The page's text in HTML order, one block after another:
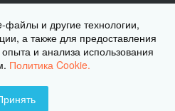
переулок, дом 2
Все права защищены
файлы и другие технологии,
а также для предоставления
и анализа использования
Политика Cookie.